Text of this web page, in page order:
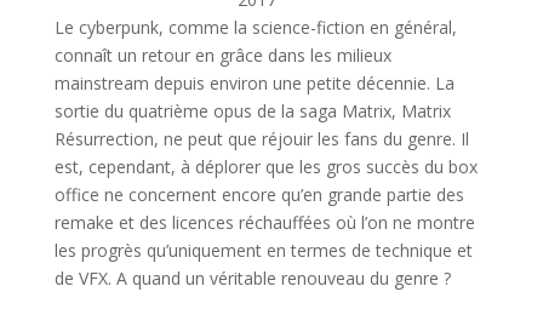
Le cyberpunk, comme la science-fiction en général,
connaît un retour en grâce dans les milieux
mainstream depuis environ une petite décennie. La
sortie du quatrième opus de la saga Matrix, Matrix
Résurrection, ne peut que réjouir les fans du genre. Il
est, cependant, à déplorer que les gros succès du box
office ne concernent encore qu’en grande partie des
remake et des licences réchauffées où l’on ne montre
les progrès qu’uniquement en termes de technique et
de VFX. A quand un véritable renouveau du genre ?